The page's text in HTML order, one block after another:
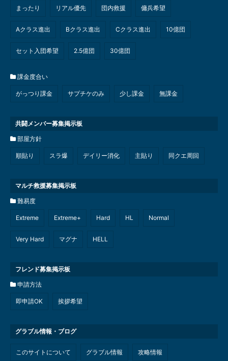
まったり リアル優先 団内救援 傭兵希望
Aクラス進出 Bクラス進出 Cクラス進出 10億団
セット入団希望 2.5億団 30億団
課金度合い
がっつり課金 サプチケのみ 少し課金 無課金
共闘メンバー募集掲示板
部屋方針
順貼り スラ爆 デイリー消化 主貼り 同クエ周回
マルチ救援募集掲示板
難易度
Extreme Extreme+ Hard HL Normal
Very Hard マグナ HELL
フレンド募集掲示板
申請方法
即申請OK 挨拶希望
グラブル情報・ブログ
このサイトについて グラブル情報 攻略情報